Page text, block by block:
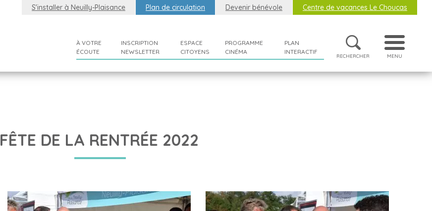
S'installer à Neuilly-Plaisance Plan de circulation Devenir bénévole Centre de vacances Le Choucas
À VOTRE
ÉCOUTE
INSCRIPTION
NEWSLETTER
ESPACE
CITOYENS
PROGRAMME
CINÉMA
PLAN
INTERACTIF
RECHERCHER MENU
FÊTE DE LA RENTRÉE 2022